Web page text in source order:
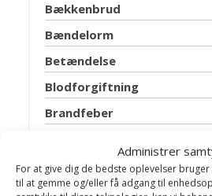
Administrer
For at give dig de bedste oplevelser
til at gemme og/eller få adgang til
Bækkenbrud
Bændelorm
Betændelse
Blodforgiftning
Brandfeber
Bylder
Diarré